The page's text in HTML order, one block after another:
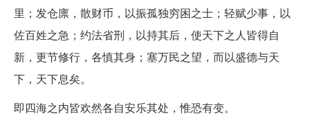
里；发仓廪，散财币，以振孤独穷困之士；轻赋少事，以
佐百姓之急；约法省刑，以持其后，使天下之人皆得自
新，更节修行，各慎其身；塞万民之望，而以盛德与天
下，天下息矣。
即四海之内皆欢然各自安乐其处，惟恐有变。